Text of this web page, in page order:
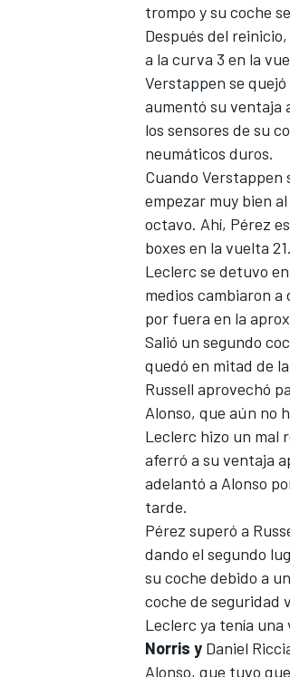
trompo y su coche
Después del
a la curva 3 en la
Verstappen se
aumentó su ventaja
los sensores de su
neumáticos duros.
Cuando Verstappen
empezar muy bien
octavo. Ahí, Pérez
boxes en la vuelta 21.
Leclerc se detuvo
medios cambiaron
por fuera en la
Salió un segundo
quedó en mitad de
Russell aprovechó
Alonso, que aún no
Leclerc hizo un mal
aferró a su ventaja
adelantó a Alonso
tarde.
Pérez superó a
dando el segundo
su coche debido a
coche de seguridad
Leclerc ya tenía una
Norris y Daniel
Alonso, que tuvo